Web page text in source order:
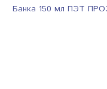
Банка 150 мл ПЭТ